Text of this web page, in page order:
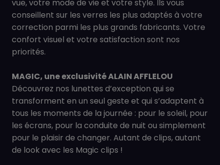
vue, votre mode de vie et votre style. Ils vous
conseillent sur les verres les plus adaptés à votre
correction parmi les plus grands fabricants. Votre
confort visuel et votre satisfaction sont nos
priorités.
MAGIC, une exclusivité ALAIN AFFLELOU
Découvrez nos lunettes d’exception qui se
transforment en un seul geste et qui s’adaptent à
tous les moments de la journée : pour le soleil, pour
les écrans, pour la conduite de nuit ou simplement
pour le plaisir de changer. Autant de clips, autant
de look avec les Magic clips !